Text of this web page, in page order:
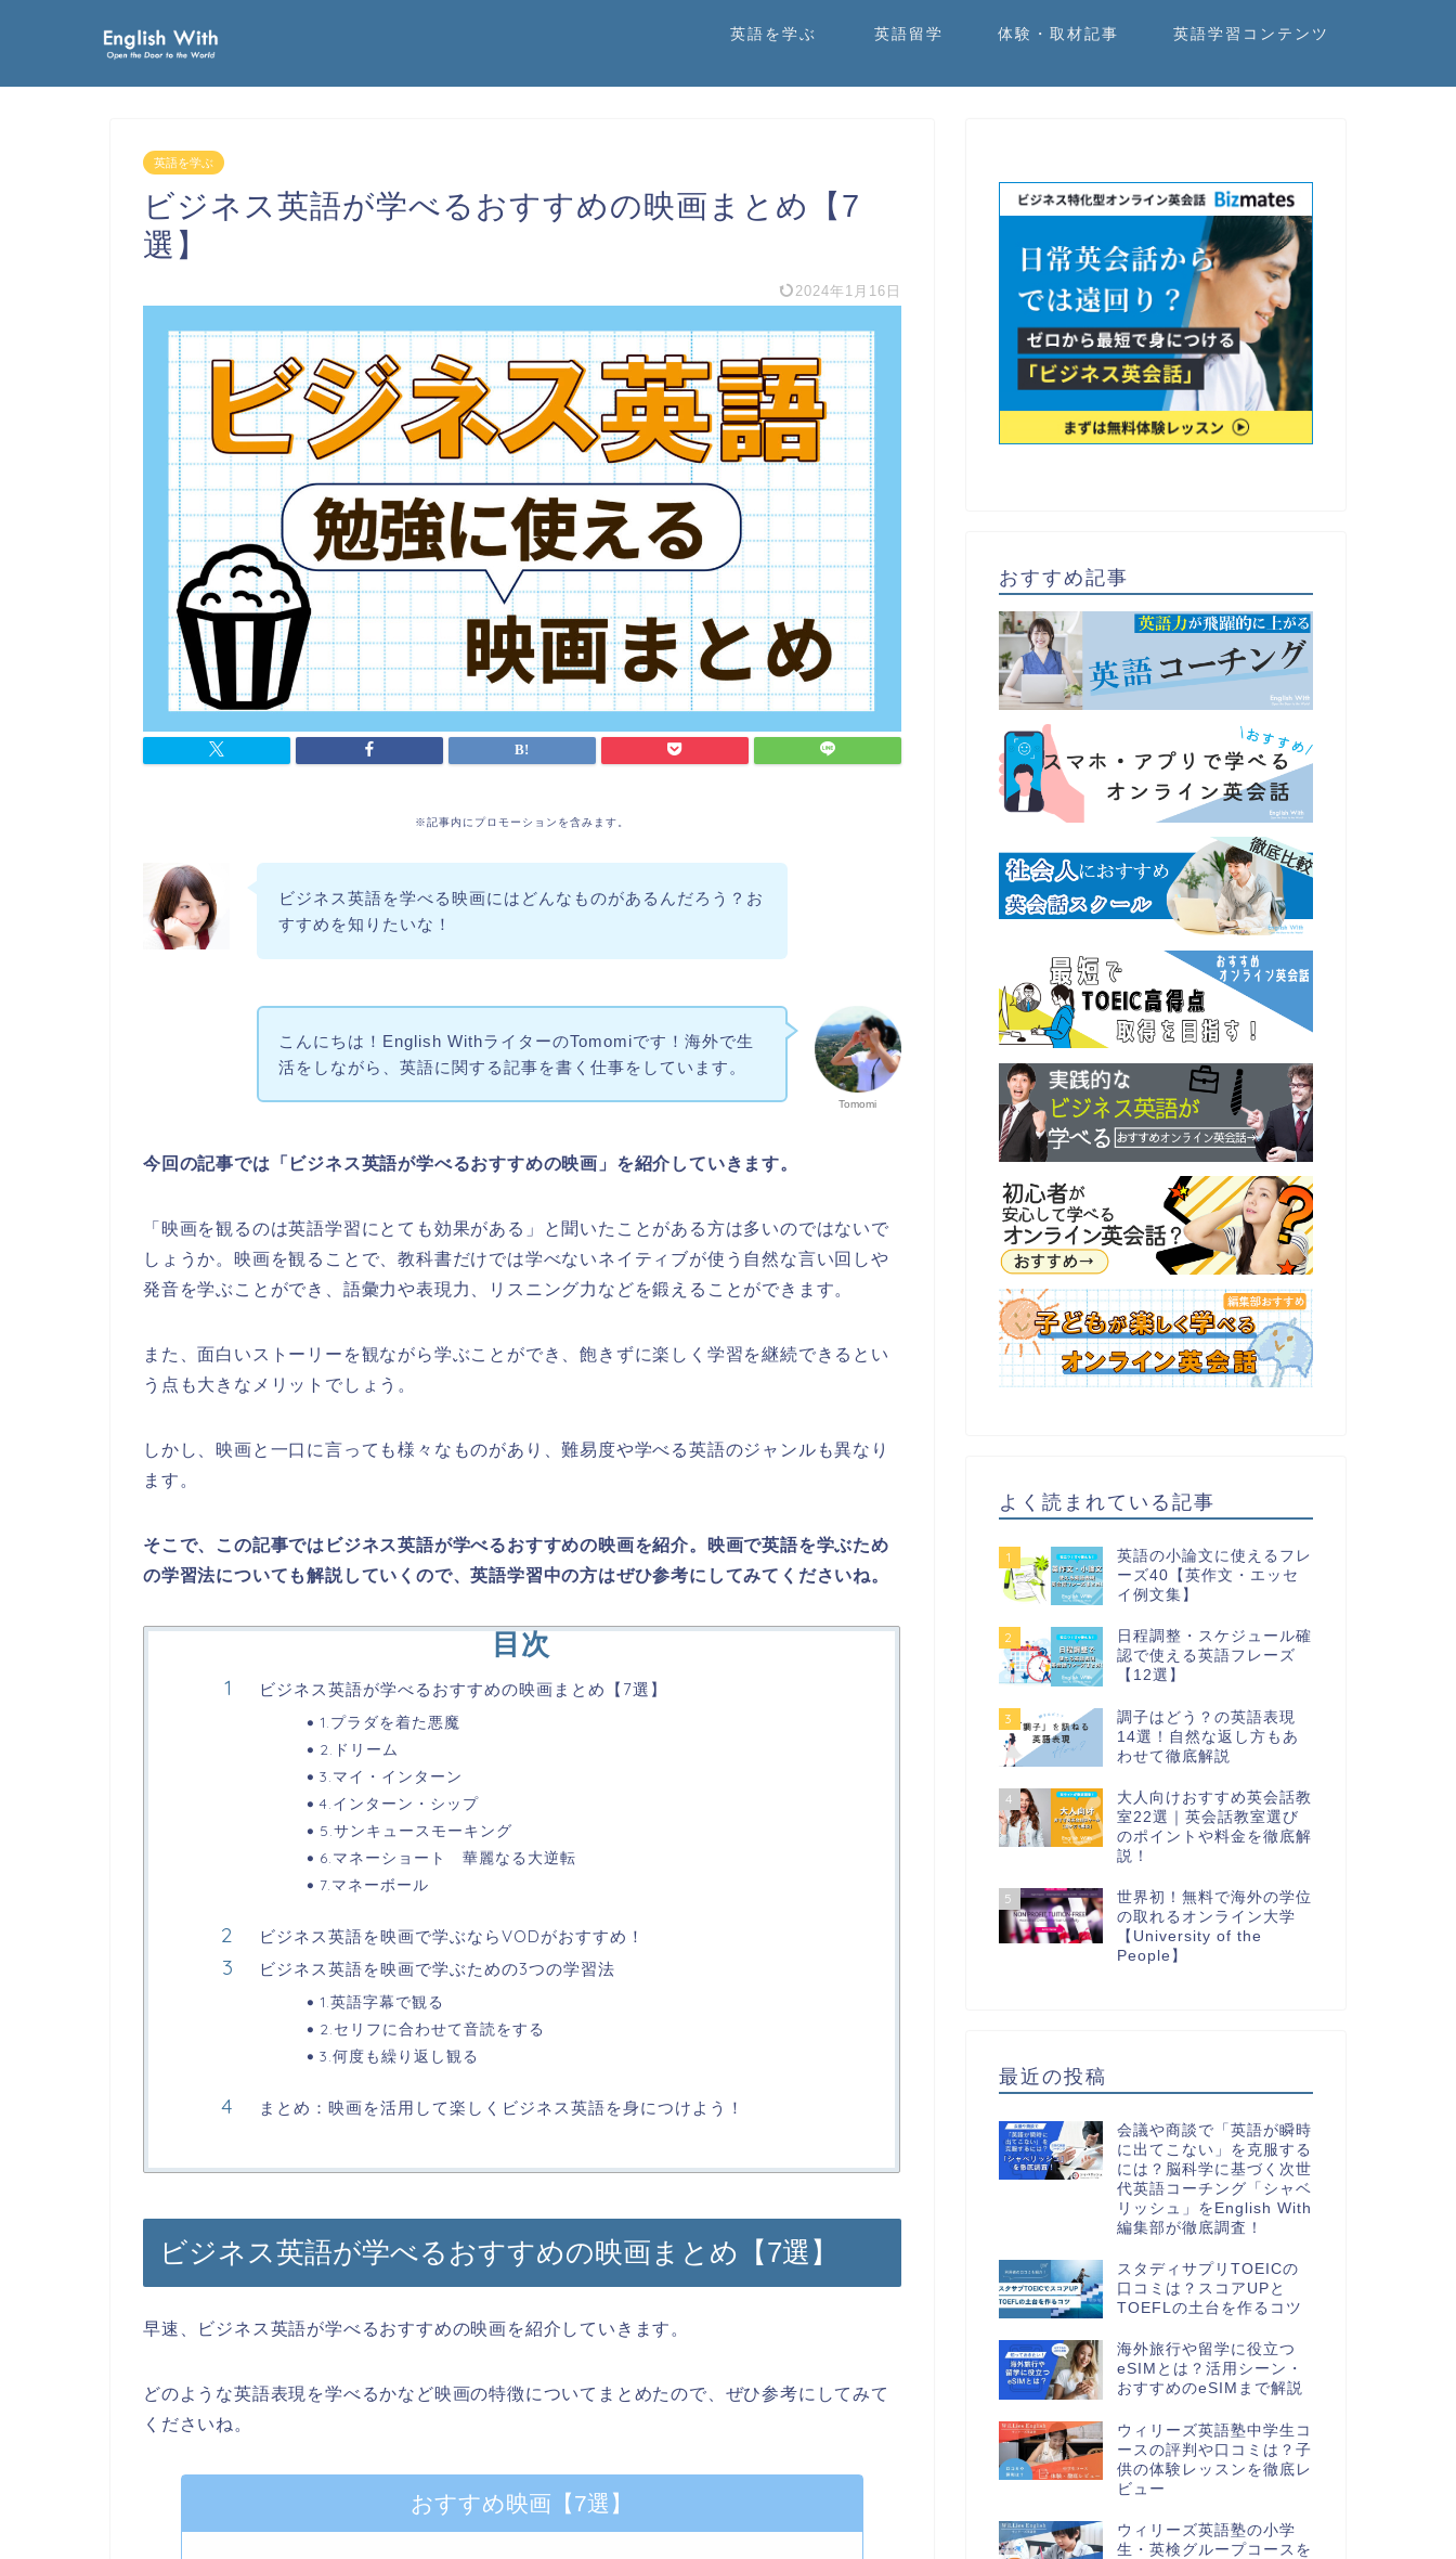
英語を学ぶ 英語留学 体験・取材記事 英語学習コンテンツ
英語を学ぶ
ビジネス英語が学べるおすすめの映画まとめ【7
選】
2024年1月16日
※記事内にプロモーションを含みます。
ビジネス英語を学べる映画にはどんなものがあるんだろう？お
すすめを知りたいな！
Tomomi
こんにちは！English WithライターのTomomiです！海外で生
活をしながら、英語に関する記事を書く仕事をしています。
今回の記事では「ビジネス英語が学べるおすすめの映画」を紹介していきます。
「映画を観るのは英語学習にとても効果がある」と聞いたことがある方は多いのではないで
しょうか。映画を観ることで、教科書だけでは学べないネイティブが使う自然な言い回しや
発音を学ぶことができ、語彙力や表現力、リスニング力などを鍛えることができます。
また、面白いストーリーを観ながら学ぶことができ、飽きずに楽しく学習を継続できるとい
う点も大きなメリットでしょう。
しかし、映画と一口に言っても様々なものがあり、難易度や学べる英語のジャンルも異なり
ます。
そこで、この記事ではビジネス英語が学べるおすすめの映画を紹介。映画で英語を学ぶため
の学習法についても解説していくので、英語学習中の方はぜひ参考にしてみてくださいね。
目次
ビジネス英語が学べるおすすめの映画まとめ【7選】
1.プラダを着た悪魔
2.ドリーム
3.マイ・インターン
4.インターン・シップ
5.サンキュースモーキング
6.マネーショート 華麗なる大逆転
7.マネーボール
ビジネス英語を映画で学ぶならVODがおすすめ！
ビジネス英語を映画で学ぶための3つの学習法
1.英語字幕で観る
2.セリフに合わせて音読をする
3.何度も繰り返し観る
まとめ：映画を活用して楽しくビジネス英語を身につけよう！
ビジネス英語が学べるおすすめの映画まとめ【7選】
早速、ビジネス英語が学べるおすすめの映画を紹介していきます。
どのような英語表現を学べるかなど映画の特徴についてまとめたので、ぜひ参考にしてみて
くださいね。
おすすめ映画【7選】
おすすめ記事
よく読まれている記事
1
英語の小論文に使えるフレ
ーズ40【英作文・エッセ
イ例文集】
2
日程調整・スケジュール確
認で使える英語フレーズ
【12選】
3
調子はどう？の英語表現
14選！自然な返し方もあ
わせて徹底解説
4
大人向けおすすめ英会話教
室22選｜英会話教室選び
のポイントや料金を徹底解
説！
5
世界初！無料で海外の学位
の取れるオンライン大学
【University of the
People】
最近の投稿
会議や商談で「英語が瞬時
に出てこない」を克服する
には？脳科学に基づく次世
代英語コーチング「シャベ
リッシュ」をEnglish With
編集部が徹底調査！
スタディサプリTOEICの
口コミは？スコアUPと
TOEFLの土台を作るコツ
海外旅行や留学に役立つ
eSIMとは？活用シーン・
おすすめのeSIMまで解説
ウィリーズ英語塾中学生コ
ースの評判や口コミは？子
供の体験レッスンを徹底レ
ビュー
ウィリーズ英語塾の小学
生・英検グループコースを